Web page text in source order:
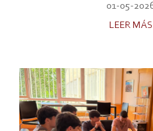
01-05-
LEER MÁS